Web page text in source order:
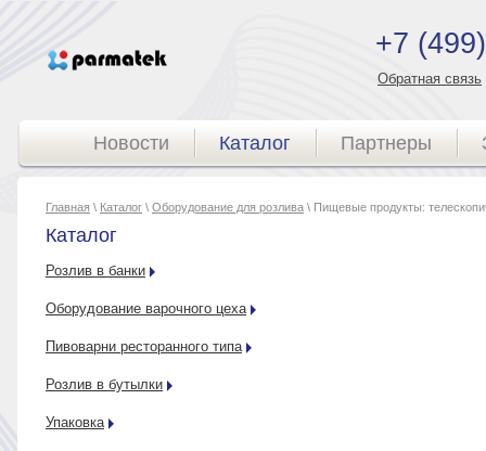
+7
Обратная связь
Новости Каталог Партнеры
Главная \ Каталог \ Оборудование для розлива \ Пищевые продукты:
Каталог
Розлив в банки
Оборудование варочного цеха
Пивоварни ресторанного типа
Розлив в бутылки
Упаковка